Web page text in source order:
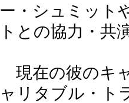
ー・シュミット
トとの協力・共
現在の彼のキ
ャリタブル・ト